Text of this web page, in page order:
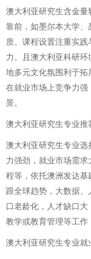
澳大利亚研究生含金量
靠前，如墨尔本大学
质。课程设置注重实
力。且澳大利亚科研
地多元文化氛围利于拓
在就业市场上竞争力
景。
澳大利亚研究生专业推
澳大利亚研究生专业
力强劲，就业市场需
程等，依托澳洲发达
跟全球趋势，大数据
口老龄化，人才缺口
教学或教育管理等工作
澳大利亚研究生专业就